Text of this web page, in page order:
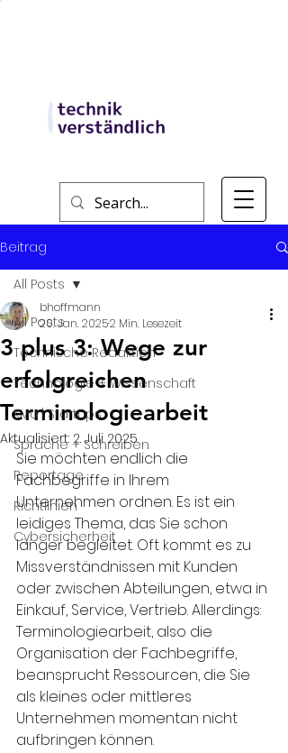
Beitrag
All Posts
Technische Redaktion
Technologie + Wissenschaft
KMU | Startups
Sprache + Schreiben
Reportage
Richtlinien
Cybersicherheit
All Posts
3 plus 3: Wege zur
erfolgreichen
Terminologiearbeit
bhoffmann
20. Jan. 20252 Min. Lesezeit
Aktualisiert: 2. Juli 2025
Sie möchten endlich die
Fachbegriffe in Ihrem
Unternehmen ordnen. Es ist ein
leidiges Thema, das Sie schon
länger begleitet. Oft kommt es zu
Missverständnissen mit Kunden
oder zwischen Abteilungen, etwa in
Einkauf, Service, Vertrieb. Allerdings:
Terminologiearbeit, also die
Organisation der Fachbegriffe,
beansprucht Ressourcen, die Sie
als kleines oder mittleres
Unternehmen momentan nicht
aufbringen können.